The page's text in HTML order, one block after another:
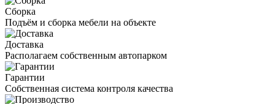
Сборка
Подъём и сборка мебели на объекте
Доставка
Располагаем собственным автопарком
Гарантии
Собственная система контроля качества